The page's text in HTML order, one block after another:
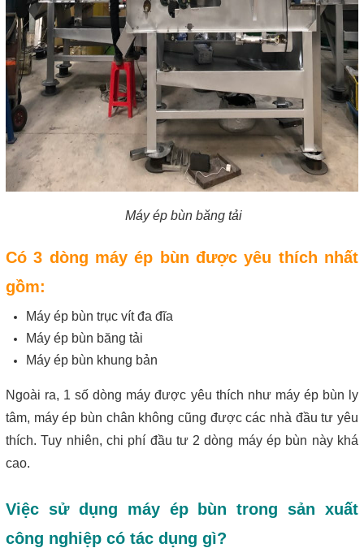
Máy ép bùn băng tải
Có 3 dòng máy ép bùn được yêu thích nhất
gồm:
Máy ép bùn trục vít đa đĩa
Máy ép bùn băng tải
Máy ép bùn khung bản
Ngoài ra, 1 số dòng máy được yêu thích như máy ép bùn ly
tâm, máy ép bùn chân không cũng được các nhà đầu tư yêu
thích. Tuy nhiên, chi phí đầu tư 2 dòng máy ép bùn này khá
cao.
Việc sử dụng máy ép bùn trong sản xuất
công nghiệp có tác dụng gì?